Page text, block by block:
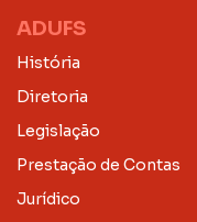
ADUFS
História
Diretoria
Legislação
Prestação de Contas
Jurídico